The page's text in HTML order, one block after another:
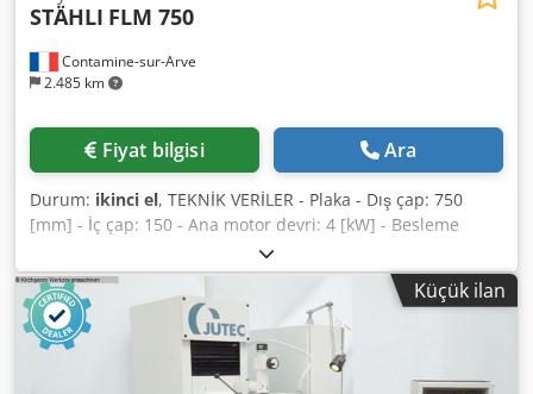
Contamine-sur-Arve
2.485 km
STÄHLI FLM 750
Fiyat bilgisi Ara
Durum: ikinci el, TEKNİK VERİLER - Plaka - Dış çap: 750
[mm] - İç çap: 150 - Ana motor devri: 4 [kW] - Besleme
voltajı: 380 [V] - Toplam tahrik gücü: 3,6 [kW] Dedpoxb Em
Nsfx Abpskr AĞIRLIK VE BOYUTLAR - Gerekli alan: 1100 x
1700 [mm] - Makine yüksekliği: 2000 [mm] - Makine
ağırlığı: 1100 [kg] - Çalışma saati: 5160 [saat]
Küçük ilan